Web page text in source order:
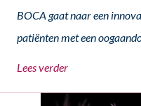
BOCA gaat naar een
patiënten met een
Lees verder